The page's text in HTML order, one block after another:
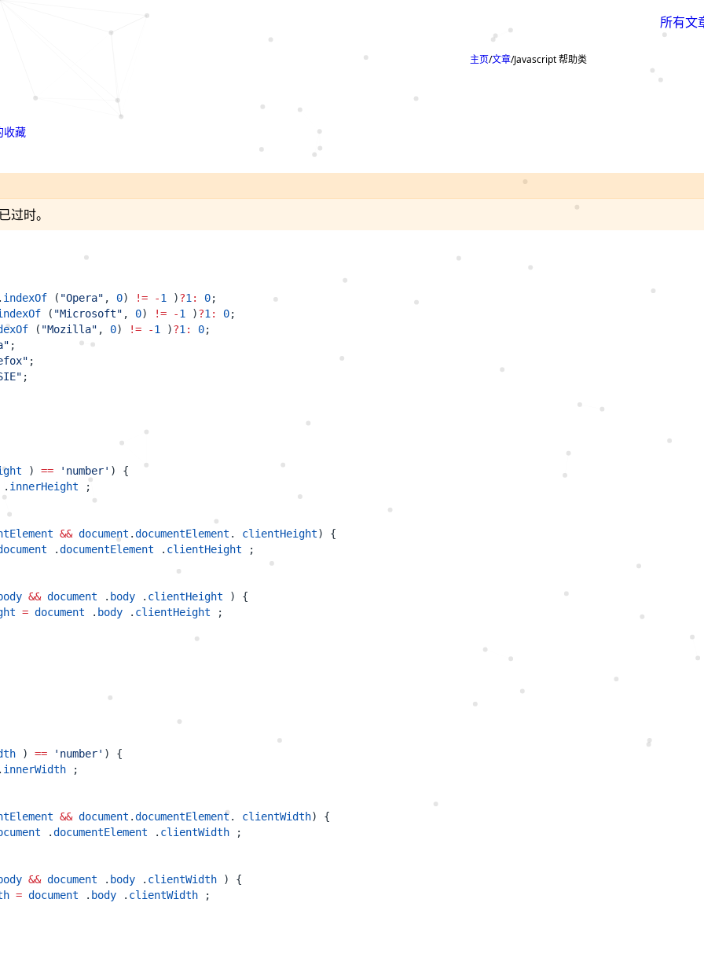
所有文
主页 文章 Javascript 帮助类
收藏
过时。
indexOf ( "Opera" , 0) != -1 )?1 : 0;
( "Microsoft" , 0) != -1 )?1 : 0;
( "Mozilla" , 0) != -1 )?1 : 0;
;
;
;
) == 'number' )
{
. innerHeight ;
&& document .documentElement . clientHeight)
{
.documentElement . clientHeight ;
&& document . body . clientHeight )
{
= document . body . clientHeight ;
) == 'number' )
{
innerWidth ;
&& document .documentElement. clientWidth)
{
.documentElement . clientWidth ;
&& document . body . clientWidth )
{
= document . body . clientWidth ;